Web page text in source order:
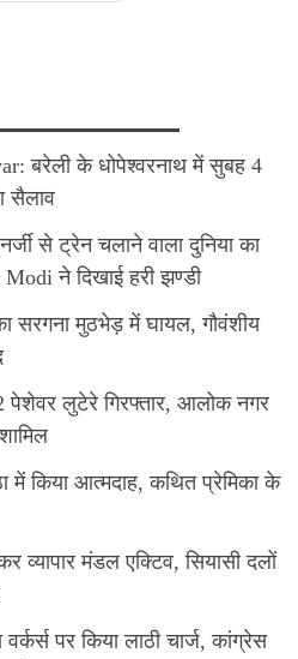
बरेली के धोपेश्वरनाथ में सुबह 4
सैलाव
से ट्रेन चलाने वाला दुनिया का
ने दिखाई हरी झण्डी
सरगना मुठभेड़ में घायल, गौवंशीय
पेशेवर लुटेरे गिरफ्तार, आलोक नगर
किया आत्मदाह, कथित प्रेमिका के
व्यापार मंडल एक्टिव, सियासी दलों
पर किया लाठी चार्ज, कांग्रेस